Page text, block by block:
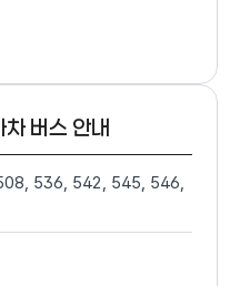
차 버스 안내
536, 542, 545, 546,